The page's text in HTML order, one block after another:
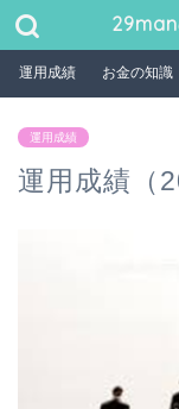
運用成績 お金の知識
運用成績
運用成績（